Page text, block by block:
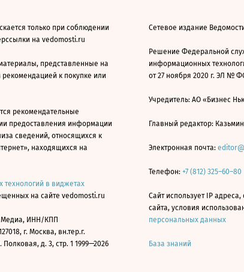
только при соблюдении
на vedomosti.ru
представленные на
к покупке или
рекомендательные
предоставления информации
сведений, относящихся к
находящихся на
в виджетах
на сайте vedomosti.ru
Медиа, ИНН/КПП
г. Москва, вн.тер.г.
д. 3, стр. 1 1999—2026
Сетевое издание
Решение Федеральной
информационных
от 27 ноября 2020 г. ЭЛ №
Учредитель: АО «Бизнес
Главный редактор:
Электронная почта:
Телефон: +7 (812) 325–60–80
Сайт использует IP
сайта, условия
персональных данных
База знаний